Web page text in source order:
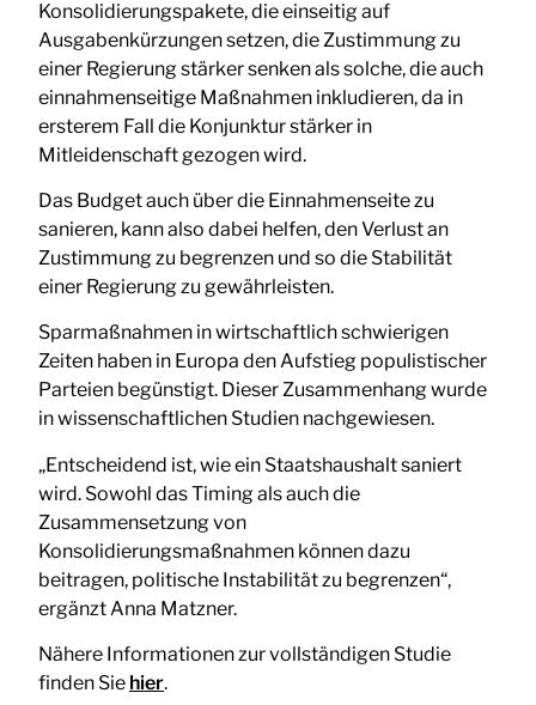
Konsolidierungspakete, die einseitig auf
Ausgabenkürzungen setzen, die Zustimmung zu
einer Regierung stärker senken als solche, die auch
einnahmenseitige Maßnahmen inkludieren, da in
ersterem Fall die Konjunktur stärker in
Mitleidenschaft gezogen wird.
Das Budget auch über die Einnahmenseite zu
sanieren, kann also dabei helfen, den Verlust an
Zustimmung zu begrenzen und so die Stabilität
einer Regierung zu gewährleisten.
Sparmaßnahmen in wirtschaftlich schwierigen
Zeiten haben in Europa den Aufstieg populistischer
Parteien begünstigt. Dieser Zusammenhang wurde
in wissenschaftlichen Studien nachgewiesen.
„Entscheidend ist, wie ein Staatshaushalt saniert
wird. Sowohl das Timing als auch die
Zusammensetzung von
Konsolidierungsmaßnahmen können dazu
beitragen, politische Instabilität zu begrenzen“,
ergänzt Anna Matzner.
Nähere Informationen zur vollständigen Studie
finden Sie hier.